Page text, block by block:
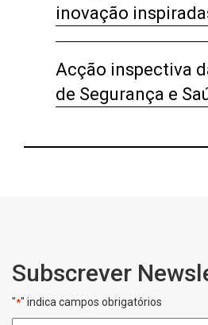
inovação
Acção inspectiva
de Segurança e
Subscrever
"*" indica campos obrigatórios